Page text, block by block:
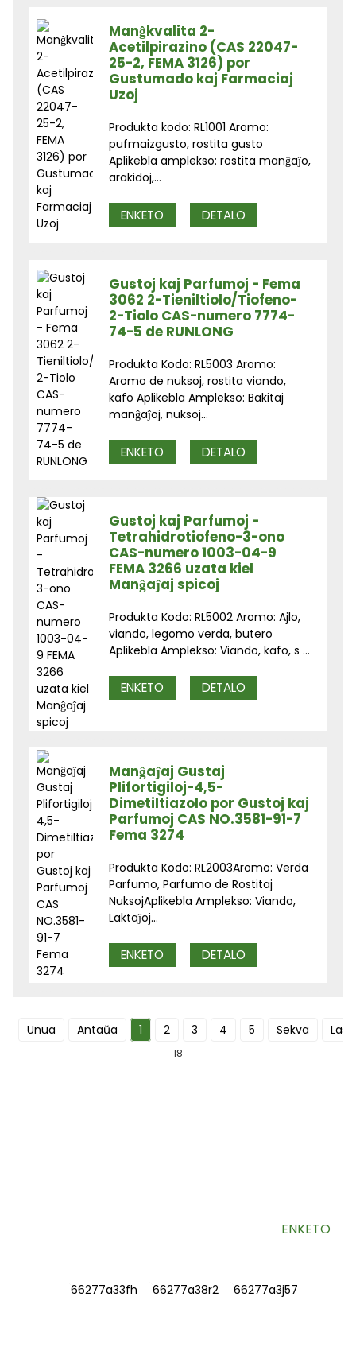
Manĝkvalita 2-
Acetilpirazino (CAS 22047-
25-2, FEMA 3126) por
Gustumado kaj Farmaciaj
Uzoj
Produkta kodo: RL1001 Aromo:
pufmaizgusto, rostita gusto
Aplikebla amplekso: rostita manĝaĵo,
arakidoj,...
ENKETO DETALO
Gustoj kaj Parfumoj - Fema
3062 2-Tieniltiolo/Tiofeno-
2-Tiolo CAS-numero 7774-
74-5 de RUNLONG
Produkta Kodo: RL5003 Aromo:
Aromo de nuksoj, rostita viando,
kafo Aplikebla Amplekso: Bakitaj
manĝaĵoj, nuksoj...
ENKETO DETALO
Gustoj kaj Parfumoj -
Tetrahidrotiofeno-3-ono
CAS-numero 1003-04-9
FEMA 3266 uzata kiel
Manĝaĵaj spicoj
Produkta Kodo: RL5002 Aromo: Ajlo,
viando, legomo verda, butero
Aplikebla Amplekso: Viando, kafo, s ...
ENKETO DETALO
Manĝaĵaj Gustaj
Plifortigiloj-4,5-
Dimetiltiazolo por Gustoj kaj
Parfumoj CAS NO.3581-91-7
Fema 3274
Produkta Kodo: RL2003Aromo: Verda
Parfumo, Parfumo de Rostitaj
NuksojAplikebla Amplekso: Viando,
Laktaĵoj...
ENKETO DETALO
Unua Antaŭa 1 2 3 4 5 Sekva
18
ENKETO